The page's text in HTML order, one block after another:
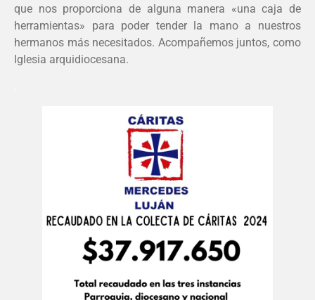
que nos proporciona de alguna manera «una caja de
herramientas» para poder tender la mano a nuestros
hermanos más necesitados. Acompañemos juntos, como
Iglesia arquidiocesana.